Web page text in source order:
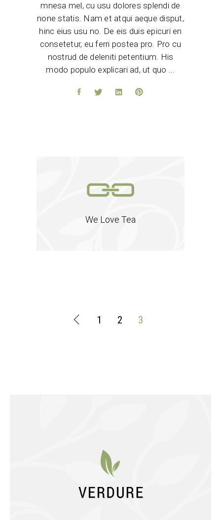
mnesa mel, cu usu dolores splendi de
none statis. Nam et atqui aeque disput,
hinc eius usu no. De eis duis epicuri en
consetetur, eu ferri postea pro. Pro cu
nostrud de deleniti petentium. His
modo populo explicari ad, ut quo
We Love Tea
1 2 3